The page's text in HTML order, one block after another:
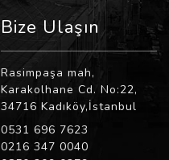
Bize Ulaşın
Rasimpaşa mah,
Karakolhane Cd. No:22,
34716 Kadıköy,İstanbul
0531 696 7623
0216 347 0040